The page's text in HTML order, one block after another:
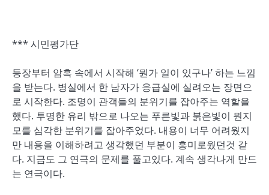
*** 시민평가단
등장부터 암흑 속에서 시작해 ‘뭔가 일이 있구나’ 하는 느낌
을 받는다. 병실에서 한 남자가 응급실에 실려오는 장면으
로 시작한다. 조명이 관객들의 분위기를 잡아주는 역할을
했다. 투명한 유리 밖으로 나오는 푸른빛과 붉은빛이 뭔지
모를 심각한 분위기를 잡아주었다. 내용이 너무 어려웠지
만 내용을 이해하려고 생각했던 부분이 흥미로웠던것 같
다. 지금도 그 연극의 문제를 풀고있다. 계속 생각나게 만드
는 연극이다.